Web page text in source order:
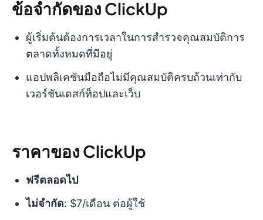
ข้อจำกัดของ ClickUp
ผู้เริ่มต้นต้องการเวลาในการสำรวจคุณสมบัติการ
ตลาดทั้งหมดที่มีอยู่
แอปพลิเคชันมือถือไม่มีคุณสมบัติครบถ้วนเท่ากับ
เวอร์ชันเดสก์ท็อปและเว็บ
ราคาของ ClickUp
ฟรีตลอดไป
ไม่จำกัด: $7/เดือน ต่อผู้ใช้